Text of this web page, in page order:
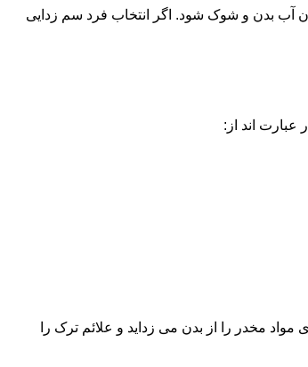
آب بدن و شوک شود. اگر انتخاب فرد سم زدایی
اند از:
مخدر را از بدن می زداید و علائم ترک را